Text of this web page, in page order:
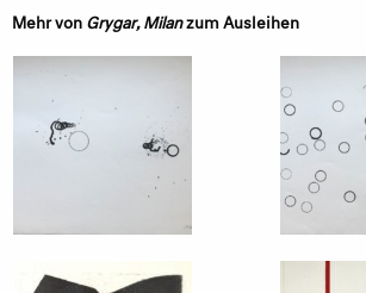
Mehr vonGrygar, Milanzum Ausleihen